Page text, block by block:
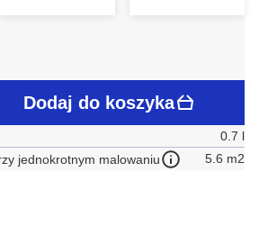
Dodaj do koszyka
0.7 l
jednokrotnym malowaniu
5.6 m2